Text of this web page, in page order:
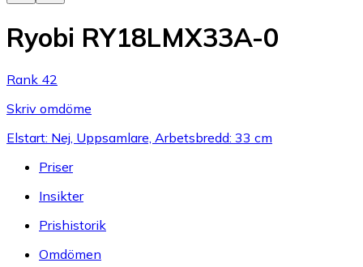
Ryobi RY18LMX33A-0
Rank 42
Skriv omdöme
Elstart: Nej, Uppsamlare, Arbetsbredd: 33 cm
Priser
Insikter
Prishistorik
Omdömen